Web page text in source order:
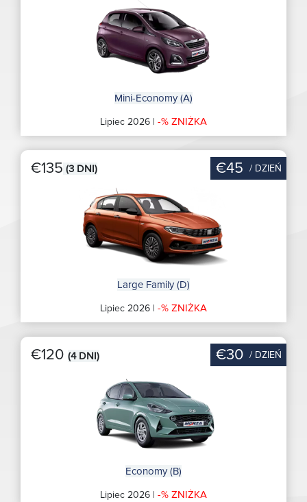
Mini-Economy (A)
Lipiec 2026 | -% ZNIŻKA
€135 (3 DNI) €45 / DZIEŃ
Large Family (D)
Lipiec 2026 | -% ZNIŻKA
€120 (4 DNI) €30 / DZIEŃ
Economy (B)
Lipiec 2026 | -% ZNIŻKA